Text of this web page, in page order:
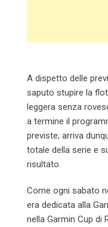
A dispetto delle
saputo stupire la
leggera senza
a termine il
previste; arriva
totale della serie e
risultato.
Come ogni sabato
era dedicata alla
nella Garmin Cup di